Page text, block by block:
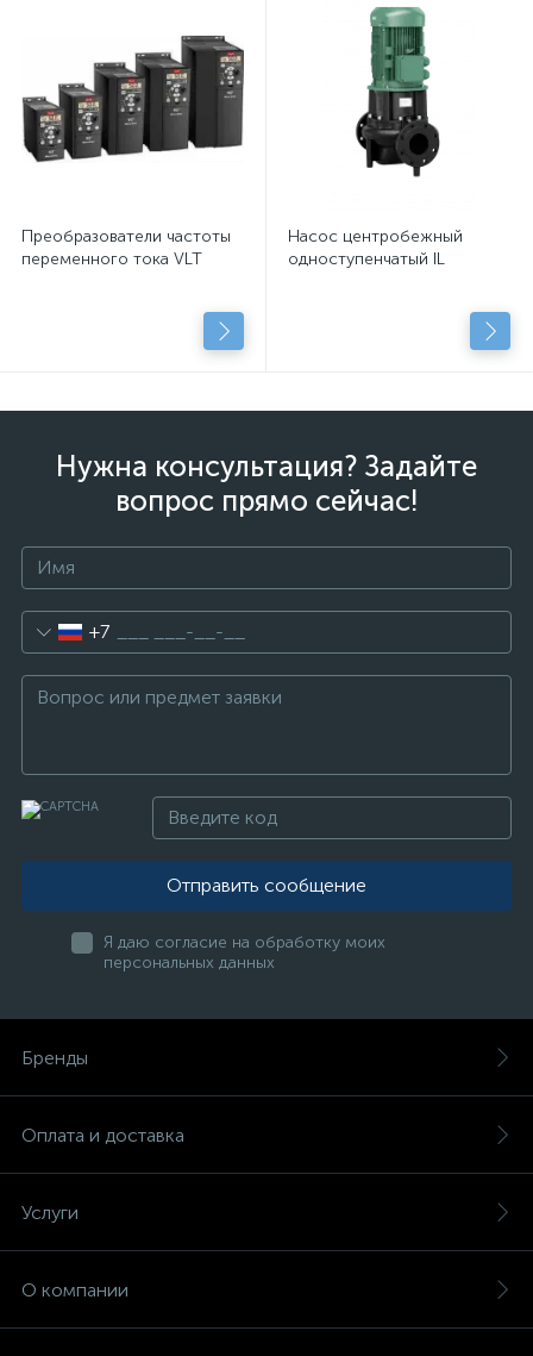
Преобразователи частоты
переменного тока VLT
Насос центробежный
одноступенчатый IL
Нужна консультация? Задайте
вопрос прямо сейчас!
+7
Отправить сообщение
Я даю согласие на обработку моих
персональных данных
Бренды
Оплата и доставка
Услуги
О компании